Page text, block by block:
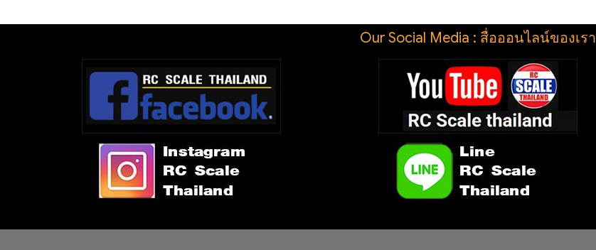
Our Social Media : สื่อออนไลน์ของเรา